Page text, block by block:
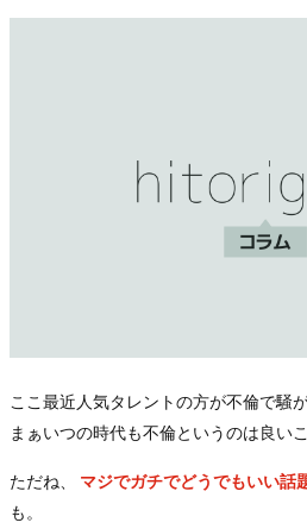
ここ最近人気タレントの方が不倫で騒
まぁいつの時代も不倫というのは良い
ただね、 マジでガチでどうでもいい話
も。